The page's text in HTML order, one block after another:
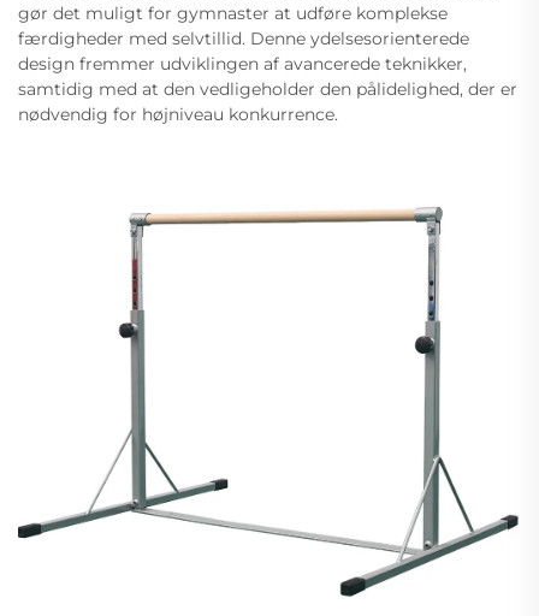
gør det muligt for gymnaster at udføre komplekse
færdigheder med selvtillid. Denne ydelsesorienterede
design fremmer udviklingen af avancerede teknikker,
samtidig med at den vedligeholder den pålidelighed, der er
nødvendig for højniveau konkurrence.